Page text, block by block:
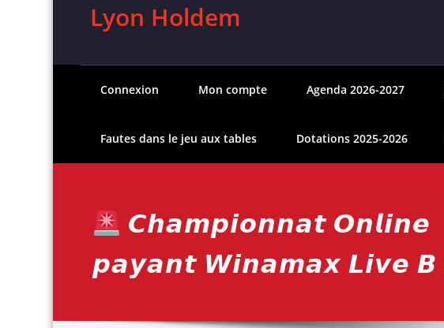
Lyon Holdem
Connexion Mon compte Agenda 2026-2027
Fautes dans le jeu aux tables Dotations 2025-2026
𝘾𝙝𝙖𝙢𝙥𝙞𝙤𝙣𝙣𝙖𝙩 𝙊𝙣𝙡𝙞𝙣𝙚
𝙥𝙖𝙮𝙖𝙣𝙩 𝙒𝙞𝙣𝙖𝙢𝙖𝙭 𝙇𝙞𝙫𝙚 𝘽